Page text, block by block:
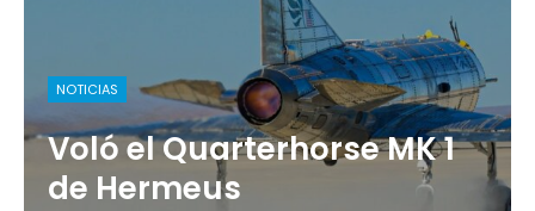
NOTICIAS
Voló el Quarterhorse MK 1
de Hermeus